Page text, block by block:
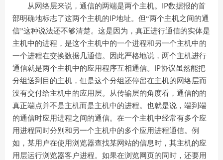
从网络层来说，通信的两端是两个主机。 IP数据报的首
部明确地标志了这两个主机的IP地址。但“两个主机之间的通
信”这种说法还不够清楚。这是因为，真正进行通信的实体是
主机中的进程，是这个主机中的一个进程和另一个主机中的
一个进程在交换数据几通信。因此严格地说，两个主机进行
通信就是两个主机中的应用程序互相通信。 IP协议虽然能把
分组送到目的主机，但是这个分组还停留在主机的网络层而
没有交付给主机中的应用层。从传输层的角度看，通信的的
真正端点并不是主机而是主机中的进程。也就是说，端到端
的通信时应用进程之间的通信。在一个主机中经常有多个应
用进程同时分别和另一个主机中的多个应用进程通信。例
如，某用户在使用浏览器查找某网站的信息时，其主机的应
用层运行浏览器客户进程。如果在浏览网页的同时，还要用